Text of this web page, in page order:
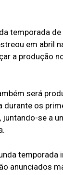
temporada de
em abril
a produção
será
durante os
se a
temporada
anunciados